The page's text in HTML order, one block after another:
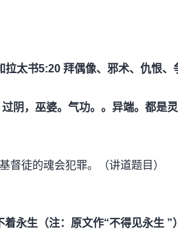
拉太书5:20 拜偶像、邪术、仇恨、
阴，巫婆。气功。。异端。都是灵
督徒的魂会犯罪。（讲道题目）
着永生（注：原文作“不得见永生